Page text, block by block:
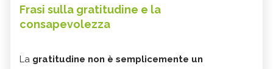
Frasi sulla gratitudine e la
consapevolezza
La gratitudine non è semplicemente un